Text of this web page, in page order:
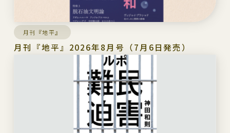
月刊『地平』
月刊『地平』2026年8月号（7月6日発売）